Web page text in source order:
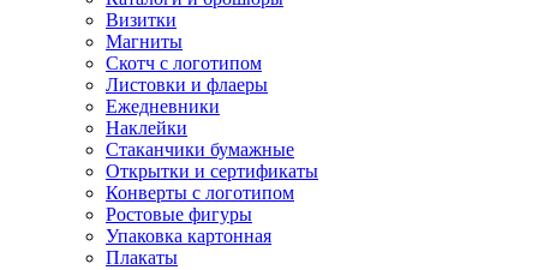
Визитки
Магниты
Скотч с логотипом
Листовки и флаеры
Ежедневники
Наклейки
Стаканчики бумажные
Открытки и сертификаты
Конверты с логотипом
Ростовые фигуры
Упаковка картонная
Плакаты